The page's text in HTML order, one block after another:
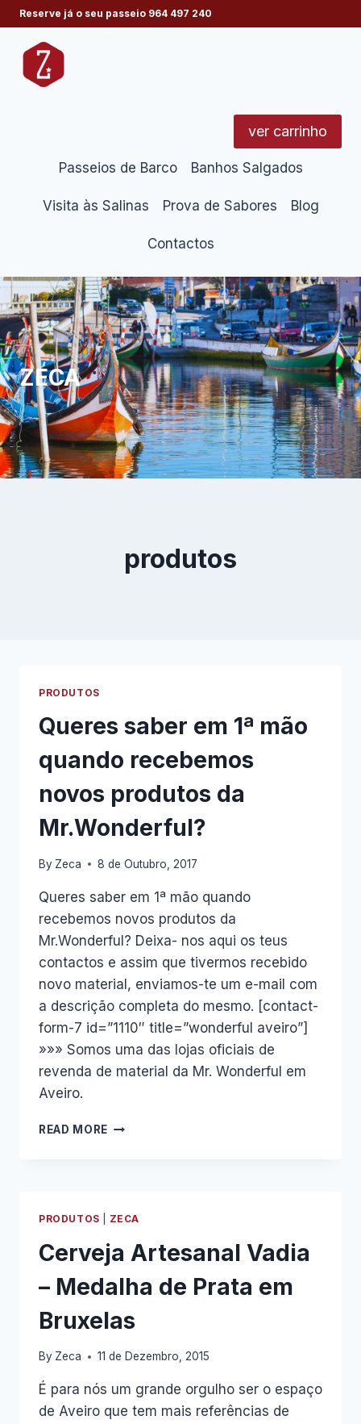
Skip
to
content
Reserve já o seu passeio 964 497 240
ver carrinho
Passeios de Barco Banhos Salgados
Visita às Salinas Prova de Sabores Blog
Contactos
ZECA
produtos
PRODUTOS
Queres saber em 1ª mão
quando recebemos
novos produtos da
Mr.Wonderful?
By Zeca 8 de Outubro, 2017
Queres saber em 1ª mão quando
recebemos novos produtos da
Mr.Wonderful? Deixa- nos aqui os teus
contactos e assim que tivermos recebido
novo material, enviamos-te um e-mail com
a descrição completa do mesmo. [contact-
form-7 id=”1110″ title=”wonderful aveiro”]
»»» Somos uma das lojas oficiais de
revenda de material da Mr. Wonderful em
Aveiro.
READ MORE QUERES
NOVOS
PRODUTOS
DA
MR.WONDERFUL?
PRODUTOS ZECA
Cerveja Artesanal Vadia
– Medalha de Prata em
Bruxelas
By Zeca 11 de Dezembro, 2015
É para nós um grande orgulho ser o espaço
de Aveiro que tem mais referências de